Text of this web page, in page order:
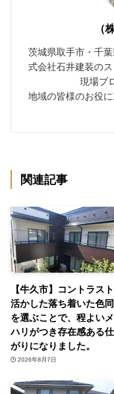
（
茨城県取手市・千
式会社石井建装の
現場ブ
地域の皆様のお役
関連記事
【牛久市】コントラス
活かした落ち着いた色
を選ぶことで、程よい
ハリがつき存在感ある
がりになりました。
2026年8月7日